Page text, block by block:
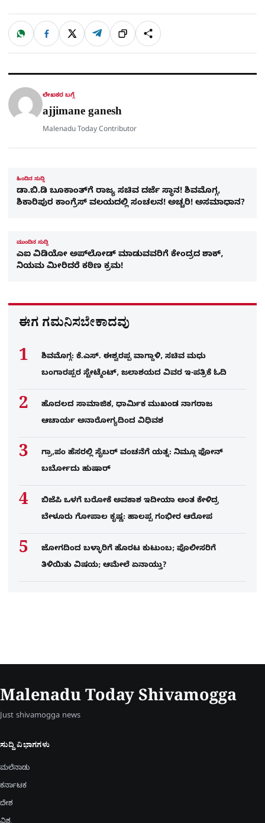
ಹಂಚಿಕೊಳ್ಳಿ
W
a
t
p
p
F
c
e
o
k
X T
l
e
a
m
ಲಿಂ
ಕ್
S
h
a
ಲೇಖಕರ ಬಗ್ಗೆ
ajjimane ganesh
Malenadu Today Contributor
ಹಿಂದಿನ ಸುದ್ದಿ
ಡಾ.ಬಿ.ಡಿ ಬೂಕಾಂತ್​ಗೆ ರಾಜ್ಯ ಸಚಿವ ದರ್ಜೆ ಸ್ಥಾನ! ಶಿವಮೊಗ್ಗ,
ಶಿಕಾರಿಪುರ ಕಾಂಗ್ರೆಸ್​ ವಲಯದಲ್ಲಿ ಸಂಚಲನ! ಅಚ್ಚರಿ! ಅಸಮಾಧಾನ?
ಮುಂದಿನ ಸುದ್ದಿ
ಎಐ ವಿಡಿಯೋ ಅಪ್‌ಲೋಡ್ ಮಾಡುವವರಿಗೆ ಕೇಂದ್ರದ ಶಾಕ್,
ನಿಯಮ ಮೀರಿದರೆ ಕಠಿಣ ಕ್ರಮ!
ಈಗ ಗಮನಿಸಬೇಕಾದವು
ಶಿವಮೊಗ್ಗ: ಕೆ.ಎಸ್. ಈಶ್ವರಪ್ಪ ವಾಗ್ದಾಳಿ, ಸಚಿವ ಮಧು
ಬಂಗಾರಪ್ಪರ ಸ್ಟೇಟ್ಮೆಂಟ್, ಜಲಾಶಯದ ವಿವರ ಇ-ಪತ್ರಿಕೆ ಓದಿ
ಹೊದಲದ ಸಾಮಾಜಿಕ, ಧಾರ್ಮಿಕ ಮುಖಂಡ ನಾಗರಾಜ
ಆಚಾರ್ಯ ಅನಾರೋಗ್ಯದಿಂದ ವಿಧಿವಶ
ಗ್ರಾ,ಪಂ ಹೆಸರಲ್ಲಿ ಸೈಬ‌ರ್ ವಂಚನೆಗೆ ಯತ್ನ: ನಿಮ್ಗೂ ಫೋನ್​
ಬರ್ಬೋದು ಹುಷಾರ್​​
ಬಿಜೆಪಿ ಒಳಗೆ ಬರೋಕೆ ಅವಕಾಶ ಇದೀಯಾ ಅಂತ ಕೇಳಿದ್ರ
ಬೇಳೂರು ಗೋಪಾಲ ಕೃಷ್ಣ: ಹಾಲಪ್ಪ ಗಂಭೀರ ಆರೋಪ
ಜೋಗದಿಂದ ಬಳ್ಳಾರಿಗೆ ಹೊರಟ ಕುಟುಂಬ; ಪೊಲೀಸರಿಗೆ
ತಿಳಿಯಿತು ವಿಷಯ; ಆಮೇಲೆ ಏನಾಯ್ತು?
Malenadu Today Shivamogga
Just shivamogga news
ಸುದ್ದಿ ವಿಭಾಗಗಳು
ಮಲೆನಾಡು
ಕರ್ನಾಟಕ
ದೇಶ